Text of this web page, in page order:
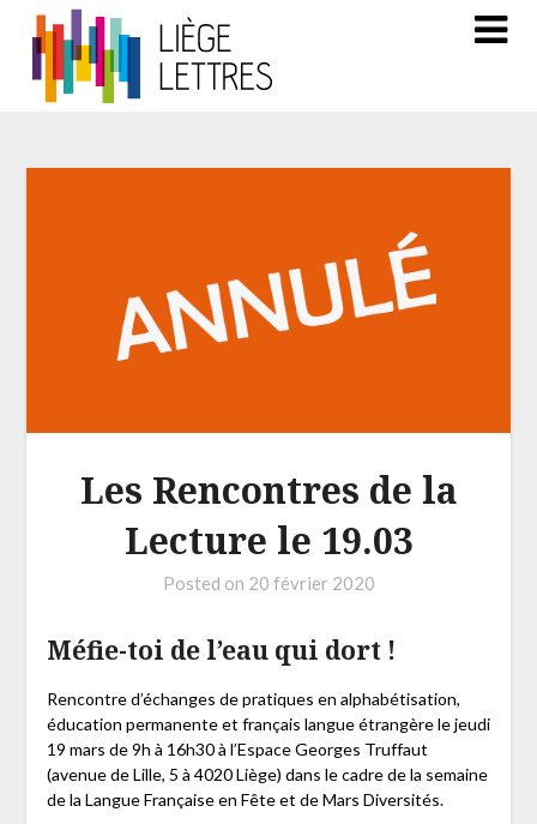
Les Rencontres de la
Lecture le 19.03
Posted on 20 février 2020
Méfie-toi de l’eau qui dort !
Rencontre d’échanges de pratiques en alphabétisation,
éducation permanente et français langue étrangère le jeudi
19 mars de 9h à 16h30 à l’Espace Georges Truffaut
(avenue de Lille, 5 à 4020 Liège) dans le cadre de la semaine
de la Langue Française en Fête et de Mars Diversités.